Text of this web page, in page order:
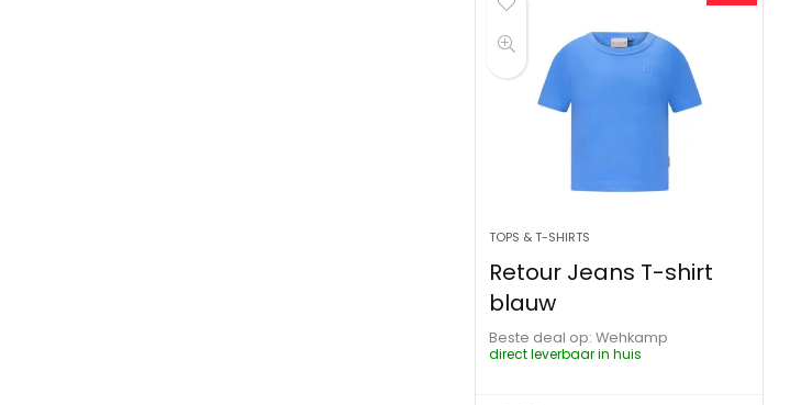
TOPS & T-SHIRTS
Retour Jeans T-shirt
blauw
Beste deal op:
Wehkamp
direct leverbaar in huis